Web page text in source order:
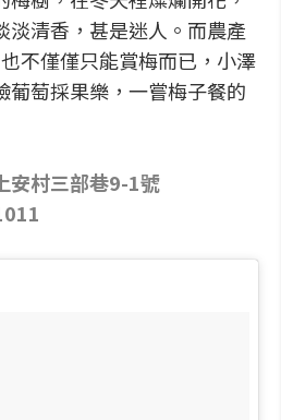
淡清香，甚是迷人。而農產
不僅僅只能賞梅而已，小澤
葡萄採果樂，一嘗梅子餐的
安村三部巷9-1號